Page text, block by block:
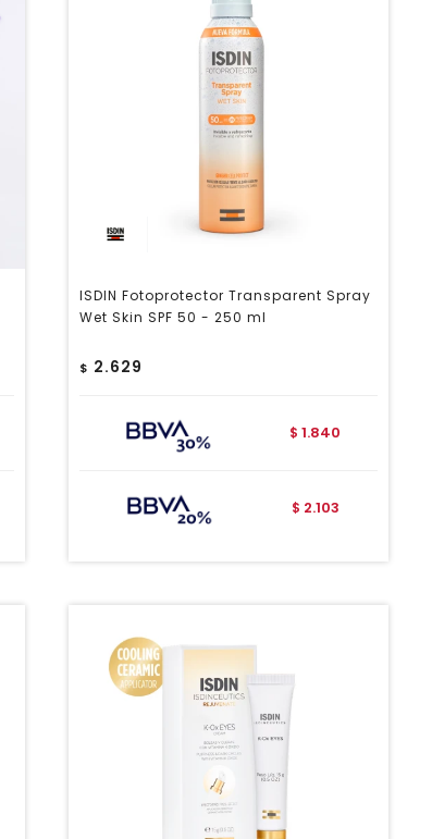
ISDIN Fotoprotector Transparent Spray
Wet Skin SPF 50 - 250 ml
$ 2.629
$ 1.840
$ 2.103